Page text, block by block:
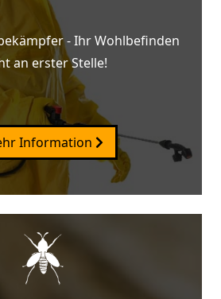
- Ihr Wohlbefinden
an erster Stelle!
Information